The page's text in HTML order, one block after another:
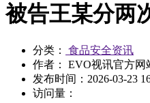
被告王某分两
分类：
食品安全资讯
作者： EVO视讯官方网
发布时间： 2026-03-23
访问量：